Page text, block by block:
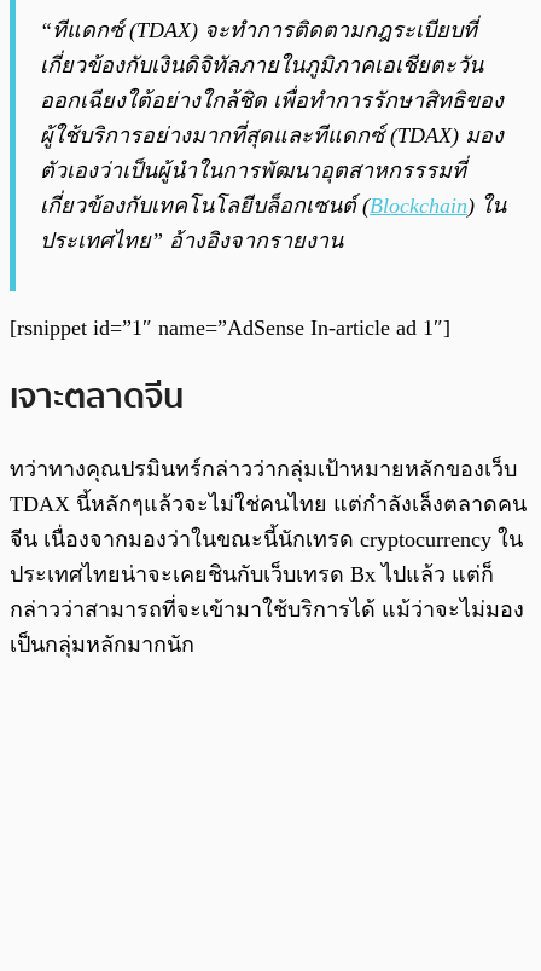
“ทีแดกซ์ (TDAX) จะทำการติดตามกฎระเบียบที่
เกี่ยวข้องกับเงินดิจิทัลภายในภูมิภาคเอเชียตะวัน
ออกเฉียงใต้อย่างใกล้ชิด เพื่อทำการรักษาสิทธิของ
ผู้ใช้บริการอย่างมากที่สุดและทีแดกซ์ (TDAX) มอง
ตัวเองว่าเป็นผู้นำในการพัฒนาอุตสาหกรรรมที่
เกี่ยวข้องกับเทคโนโลยีบล็อกเซนต์ (Blockchain) ใน
ประเทศไทย” อ้างอิงจากรายงาน
[rsnippet id=”1″ name=”AdSense In-article ad 1″]
เจาะตลาดจีน
ทว่าทางคุณปรมินทร์กล่าวว่ากลุ่มเป้าหมายหลักของเว็บ
TDAX นี้หลักๆแล้วจะไม่ใช่คนไทย แต่กำลังเล็งตลาดคน
จีน เนื่องจากมองว่าในขณะนี้นักเทรด cryptocurrency ใน
ประเทศไทยน่าจะเคยชินกับเว็บเทรด Bx ไปแล้ว แต่ก็
กล่าวว่าสามารถที่จะเข้ามาใช้บริการได้ แม้ว่าจะไม่มอง
เป็นกลุ่มหลักมากนัก